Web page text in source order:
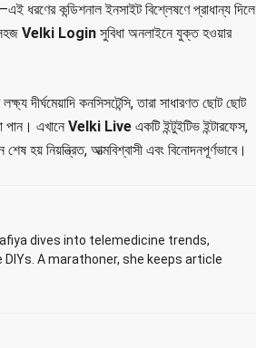
ধরণের কন্ডিশনাল ইনসাইট বিশ্লেষণে প্রাধান্য দিলে
Velki Loginসুবিধা অনলাইনে যুক্ত হওয়ার
কনসিসটেন্সি, তারা সাধারণত ছোট ছোট
পান। এখানে Velki Liveএকটি ইন্টুইটিভ ইন্টারফেস,
হয় নিয়ন্ত্রিত, আত্মবিশ্বাসী এবং বিনোদনপূর্ণভাবে।
dives into telemedicine trends,
A marathoner, she keeps article